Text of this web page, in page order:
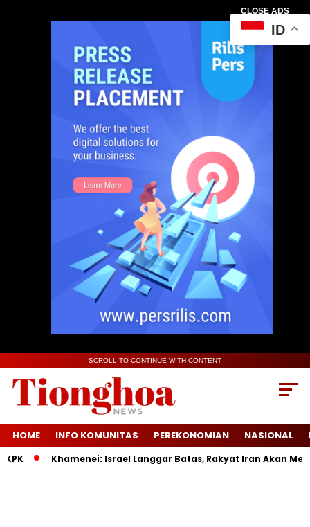
CLOSE ADS
SCROLL TO CONTINUE WITH CONTENT
HOME INFO KOMUNITAS PEREKONOMIAN NASIONAL
Khamenei: Israel Langgar Batas, Rakyat Iran Akan Menang
ID